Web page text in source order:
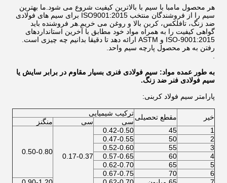
هر محصول مامبا با سیم با بالاترین کیفیت شروع می شود.ما بهترین
سیم را از فروشندگان منتخب ISO9001:2015 برای سیم های فولادی
ضد زنگ، تافلکس، کربن بالا و روغن می خریم.هر فروشنده باید
گواهی کیفیت را به همراه مواد خود مطابق با آخرین استانداردهای
ISO-9001:2015 و ASTM ارائه دهد تا دقیقا بدانیم چه چیزی است.
رفتن به هر محصول پارچه سیم واحد.
به طور عمده مواد: سیم فولادی فنری بسیار مقاوم در برابر سایش یا
سیم فولادی فنر ضد زنگ.
پارامتر سیم فولاد کربنی:
خیر مقطع تحصیلیترکیب شیمیایی
سی
سی
منگنز
1
45
0.42-0.50
0.17-0.37
0.50-0.80
2
50
0.47-0.55
3
55
0.52-0.60
4
60
0.57-0.65
5
65
0.62-0.70
6
70
0.67-0.75